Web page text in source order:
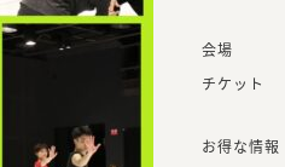
会場
チケット
お得な情報